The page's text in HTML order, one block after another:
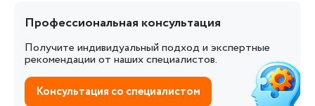
Профессиональная консультация
Получите индивидуальный подход и экспертные
рекомендации от наших специалистов.
Консультация со специалистом